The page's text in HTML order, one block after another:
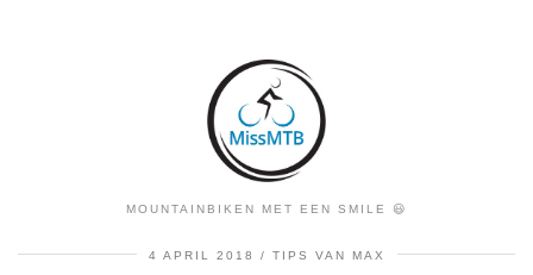
MOUNTAINBIKEN MET EEN SMILE 😃
4 APRIL 2018 TIPS VAN MAX